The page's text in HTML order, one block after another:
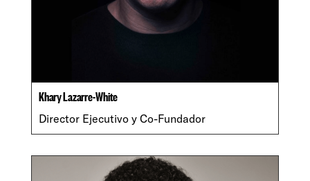
Khary Lazarre-White
Director Ejecutivo y Co-Fundador